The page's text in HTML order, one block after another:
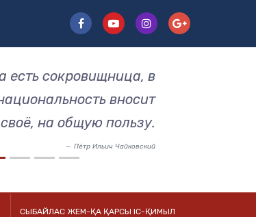
есть сокровищница, в
вносит
своё, на общую пользу.
Пётр Ильич Чайковский
СЫБАЙЛАС ЖЕМ-ҚА ҚАРСЫ ІС-ҚИМЫЛ